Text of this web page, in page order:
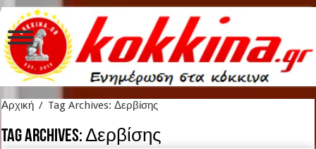
Αρχική / Tag Archives: Δερβίσης
Tag Archives:Δερβίσης